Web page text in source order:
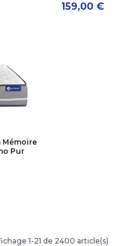
159,00 €
Mémoire
Pur
1-21 de 2400 article(s)